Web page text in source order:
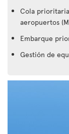
Cola
aeropuertos
Embarque
Gestión de